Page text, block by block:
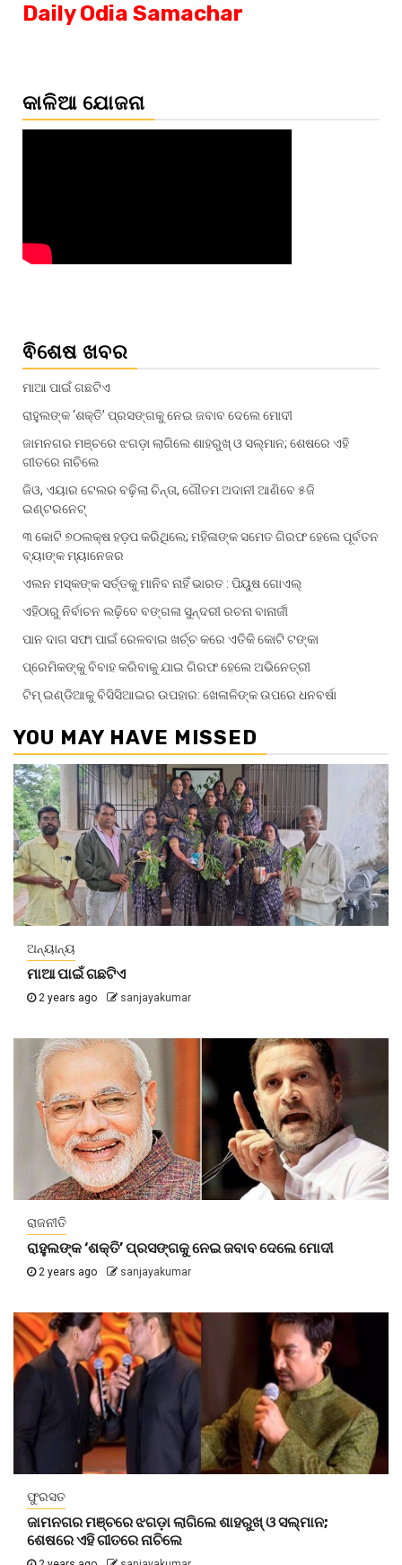
Daily Odia Samachar
କାଳିଆ ଯୋଜନା
ଵିଶେଷ ଖବର
ମାଆ ପାଇଁ ଗଛଟିଏ
ରାହୁଲଙ୍କ ‘ଶକ୍ତି’ ପ୍ରସଙ୍ଗକୁ ନେଇ ଜବାବ ଦେଲେ ମୋଦୀ
ଜାମନଗର ମଞ୍ଚରେ ଝଗଡ଼ା ଲାଗିଲେ ଶାହରୁଖ୍‌ ଓ ସଲ୍‌ମାନ; ଶେଷରେ ଏହି
ଗୀତରେ ନାଚିଲେ
ଜିଓ, ଏୟାର ଟେଲର ବଢ଼ିଲା ଚିନ୍ତା, ଗୌତମ ଅଦାନୀ ଆଣି‌ବେ ୫ଜି
ଇଣ୍ଟରନେଟ୍
୩ କୋଟି ୭୦ଲକ୍ଷ ହଡ଼ପ କରିଥିଲେ; ମହିଳାଙ୍କ ସମେତ ଗିରଫ ହେଲେ ପୂର୍ବତନ
ବ୍ୟାଙ୍କ ମ୍ୟାନେଜର
ଏଲନ ମସ୍କଙ୍କ ସର୍ତ୍ତକୁ ମାନିବ ନାହିଁ ଭାରତ : ପିୟୁଷ ଗୋଏଲ୍
ଏହିଠାରୁ ନିର୍ବାଚନ ଲଢ଼ିବେ ବଙ୍ଗଳା ସୁନ୍ଦରୀ ରଚନା ବାନାର୍ଜୀ
ପାନ ଦାଗ ସଫା ପାଇଁ ରେଳବାଇ ଖର୍ଚ୍ଚ କରେ ଏତିକି କୋଟି ଟଙ୍କା
ପ୍ରେମିକଙ୍କୁ ବିବାହ କରିବାକୁ ଯାଇ ଗିରଫ ହେଲେ ଅଭିନେତ୍ରୀ
ଟିମ୍ ଇଣ୍ଡିଆକୁ ବିସିସିଆଇର ଉପହାର: ଖେଳାଳିଙ୍କ ଉପରେ ଧନବର୍ଷା
YOU MAY HAVE MISSED
ଅନ୍ୟାନ୍ୟ
ମାଆ ପାଇଁ ଗଛଟିଏ
2 years ago sanjayakumar
ରାଜନୀତି
ରାହୁଲଙ୍କ ‘ଶକ୍ତି’ ପ୍ରସଙ୍ଗକୁ ନେଇ ଜବାବ ଦେଲେ ମୋଦୀ
2 years ago sanjayakumar
ଫୁରସତ
ଜାମନଗର ମଞ୍ଚରେ ଝଗଡ଼ା ଲାଗିଲେ ଶାହରୁଖ୍‌ ଓ ସଲ୍‌ମାନ;
ଶେଷରେ ଏହି ଗୀତରେ ନାଚିଲେ